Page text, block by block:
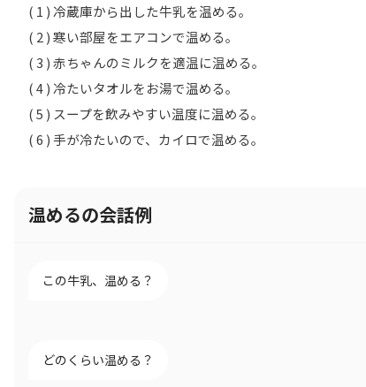
( 1 ) 冷蔵庫から出した牛乳を温める。
( 2 ) 寒い部屋をエアコンで温める。
( 3 ) 赤ちゃんのミルクを適温に温める。
( 4 ) 冷たいタオルをお湯で温める。
( 5 ) スープを飲みやすい温度に温める。
( 6 ) 手が冷たいので、カイロで温める。
温めるの会話例
この牛乳、温める？
どのくらい温める？